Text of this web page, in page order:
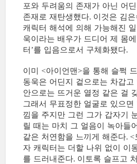
포와 두려움의 존재가 아닌 어
존재로 재탄생했다. 이것은 김
캐릭터 해석에 의해 가능해진
욱이라는 배우가 드디어 제 몸
터’를 입음으로서 구체화됐다.
이미 <아이언맨>을 통해 슬쩍
동욱은 어딘지 겉으로는 차갑고
안으로는 뜨거운 열정 같은 걸
그래서 무표정한 얼굴로 있으
낌을 주지만 그런 그가 갑자기
릴 때는 마치 그 얼음이 녹아들
같은 처연함을 느끼게 해준다. <
자 캐릭터는 더할 나위 없이 이
를 드러내준다. 이토록 슬프고